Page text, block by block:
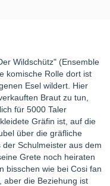
Wildschütz" (Ensemble
komische Rolle dort ist
Esel wildert. Hier
Braut zu tun,
für 5000 Taler
Gräfin ist, auf die
über die gräfliche
Schulmeister aus dem
Grete noch heiraten
bisschen wie bei Cosi fan
aber die Beziehung ist